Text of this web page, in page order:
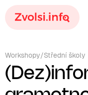
Workshopy/Střední školy